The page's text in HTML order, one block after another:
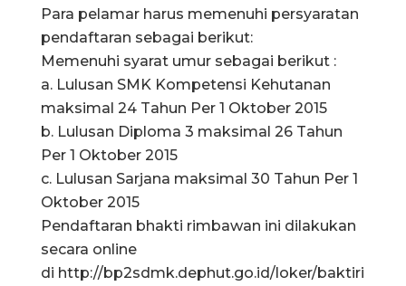
Para pelamar harus memenuhi persyaratan
pendaftaran sebagai berikut:
Memenuhi syarat umur sebagai berikut :
a. Lulusan SMK Kompetensi Kehutanan
maksimal 24 Tahun Per 1 Oktober 2015
b. Lulusan Diploma 3 maksimal 26 Tahun
Per 1 Oktober 2015
c. Lulusan Sarjana maksimal 30 Tahun Per 1
Oktober 2015
Pendaftaran bhakti rimbawan ini dilakukan
secara online
di http://bp2sdmk.dephut.go.id/loker/baktiri